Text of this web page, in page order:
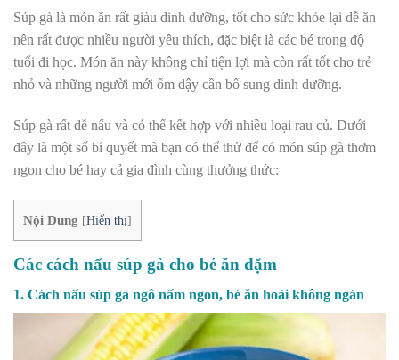
Súp gà là món ăn rất giàu dinh dưỡng, tốt cho sức khỏe lại dễ ăn
nên rất được nhiều người yêu thích, đặc biệt là các bé trong độ
tuổi đi học. Món ăn này không chỉ tiện lợi mà còn rất tốt cho trẻ
nhỏ và những người mới ốm dậy cần bổ sung dinh dưỡng.
Súp gà rất dễ nấu và có thể kết hợp với nhiều loại rau củ. Dưới
đây là một số bí quyết mà bạn có thể thử để có món súp gà thơm
ngon cho bé hay cả gia đình cùng thưởng thức:
Nội Dung [Hiển thị]
Các cách nấu súp gà cho bé ăn dặm
1. Cách nấu súp gà ngô nấm ngon, bé ăn hoài không ngán